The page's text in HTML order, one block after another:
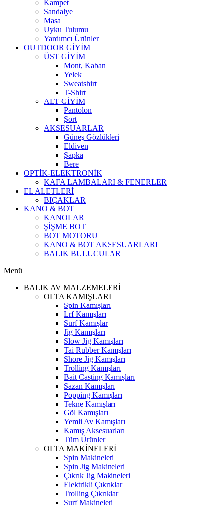
Kampet
Sandalye
Masa
Uyku Tulumu
Yardımcı Ürünler
OUTDOOR GİYİM
ÜST GİYİM
Mont, Kaban
Yelek
Sweatshirt
T-Shirt
ALT GİYİM
Pantolon
Şort
AKSESUARLAR
Güneş Gözlükleri
Eldiven
Şapka
Bere
OPTİK-ELEKTRONİK
KAFA LAMBALARI & FENERLER
EL ALETLERİ
BIÇAKLAR
KANO & BOT
KANOLAR
ŞİŞME BOT
BOT MOTORU
KANO & BOT AKSESUARLARI
BALIK BULUCULAR
Menü
BALIK AV MALZEMELERİ
OLTA KAMIŞLARI
Spin Kamışları
Lrf Kamışları
Surf Kamışlar
Jig Kamışları
Slow Jig Kamışları
Tai Rubber Kamışları
Shore Jig Kamışları
Trolling Kamışları
Bait Casting Kamışları
Sazan Kamışları
Popping Kamışları
Tekne Kamışları
Göl Kamışları
Yemli Av Kamışları
Kamış Aksesuarları
Tüm Ürünler
OLTA MAKİNELERİ
Spin Makineleri
Spin Jig Makineleri
Çıkrık Jig Makineleri
Elektrikli Çıkrıklar
Trolling Çıkrıklar
Surf Makineleri